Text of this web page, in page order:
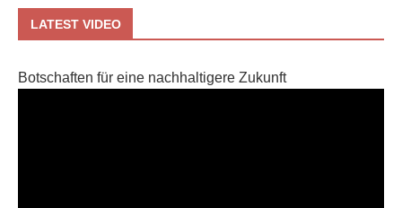
LATEST VIDEO
Botschaften für eine nachhaltigere Zukunft